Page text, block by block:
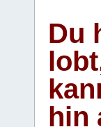
Du
hin